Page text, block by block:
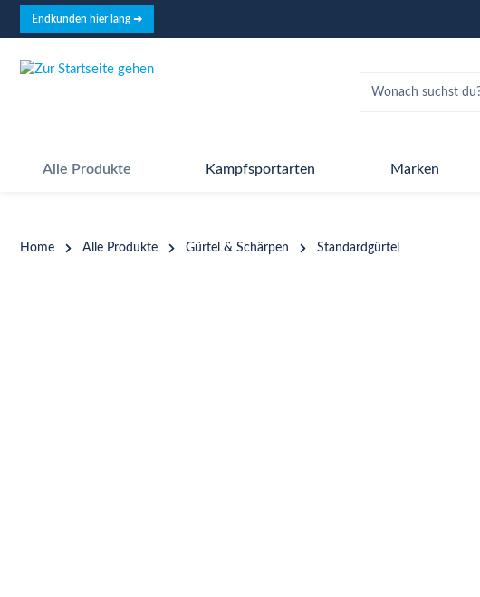
Zur Hauptnavigation springen
Endkunden hier lang ➜
Alle Produkte Kampfsportarten Marken
Home Alle Produkte Gürtel & Schärpen Standardgürtel